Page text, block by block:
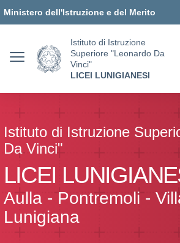
Ministero dell'Istruzione e del Merito
Istituto di Istruzione
Superiore "Leonardo Da
Vinci"
LICEI LUNIGIANESI
Istituto di Istruzione
Da Vinci"
LICEI
Aulla - Pontremoli -
Lunigiana